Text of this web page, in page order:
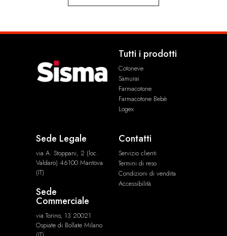
Tutti i prodotti
Cotoneve
Samurai
Farmacotone
Farmacotone Bebè
Logex
Sede Legale
via A. Stoppani, 2 (loc.
Valdaro) 46100 Mantova
(IT)
Sede
Commerciale
via Torino, 13 20021
Ospiate di Bollate Milano
Contatti
Servizio clienti
Termini di reso
Condizioni di vendita
Accessibilità